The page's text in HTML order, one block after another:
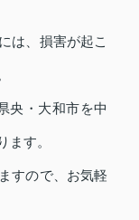
は、損害が起こ
央・大和市を中
ます。
すので、お気軽